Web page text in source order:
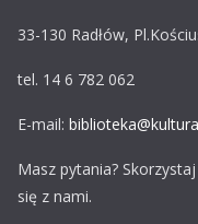
33-130 Radłów,
tel. 14 6 782 062
E-mail:
Masz pytania?
się z nami.